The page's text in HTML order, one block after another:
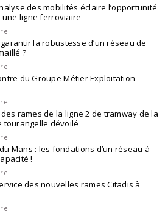
des mobilités éclaire l’opportunité
ligne ferroviaire
la robustesse d’un réseau de
?
du Groupe Métier Exploitation
rames de la ligne 2 de tramway de la
tourangelle dévoilé
Mans : les fondations d’un réseau à
!
des nouvelles rames Citadis à